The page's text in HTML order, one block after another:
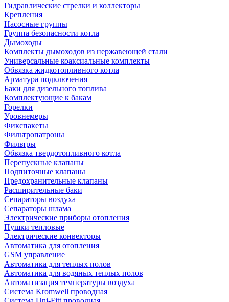
Гидравлические стрелки и коллекторы
Крепления
Насосные группы
Группа безопасности котла
Дымоходы
Комплекты дымоходов из нержавеющей стали
Универсальные коаксиальные комплекты
Обвязка жидкотопливного котла
Арматура подключения
Баки для дизельного топлива
Комплектующие к бакам
Горелки
Уровнемеры
Фикспакеты
Фильтропатроны
Фильтры
Обвязка твердотопливного котла
Перепускные клапаны
Подпиточные клапаны
Предохранительные клапаны
Расширительные баки
Сепараторы воздуха
Сепараторы шлама
Электрические приборы отопления
Пушки тепловые
Электрические конвекторы
Автоматика для отопления
GSM управление
Автоматика для теплых полов
Автоматика для водяных теплых полов
Автоматизация температуры воздуха
Система Kromwell проводная